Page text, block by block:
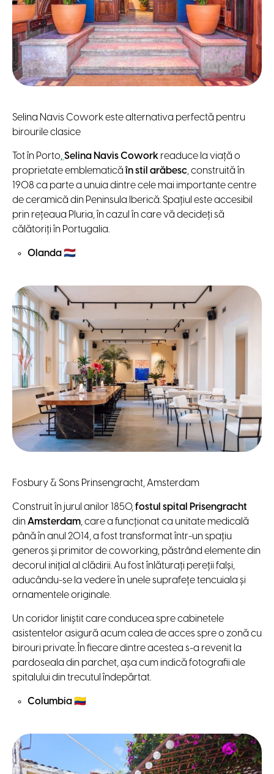
Selina Navis Cowork este alternativa perfectă pentru
birourile clasice
Tot în Porto,Selina Navis Cowork readuce la viață o
proprietate emblematicăîn stil arăbesc, construită în
1908 ca parte a unuia dintre cele mai importante centre
de ceramică din Peninsula Iberică. Spațiul este accesibil
prin rețeaua Pluria, în cazul în care vă decideți să
călătoriți în Portugalia.
Olanda🇳🇱
Fosbury & Sons Prinsengracht, Amsterdam
Construit în jurul anilor 1850,fostul spital Prisengracht
dinAmsterdam, care a funcționat ca unitate medicală
până în anul 2014, a fost transformat într-un spațiu
generos și primitor de coworking, păstrând elemente din
decorul inițial al clădirii. Au fost înlăturați pereții falși,
aducându-se la vedere în unele suprafețe tencuiala și
ornamentele originale.
Un coridor liniștit care conducea spre cabinetele
asistentelor asigură acum calea de acces spre o zonă cu
birouri private. În fiecare dintre acestea s-a revenit la
pardoseala din parchet, așa cum indică fotografii ale
spitalului din trecutul îndepărtat.
Columbia🇨🇴